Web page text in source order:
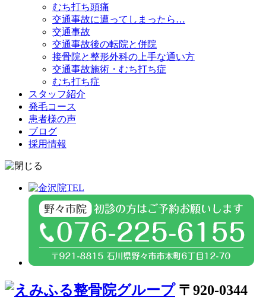
むち打ち頭痛
交通事故に遭ってしまったら…
交通事故
交通事故後の転院と併院
接骨院と整形外科の上手な通い方
交通事故施術・むち打ち症
むち打ち症
スタッフ紹介
発毛コース
患者様の声
ブログ
採用情報
〒920-0344